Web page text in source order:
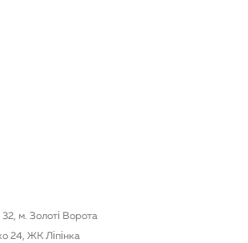
м. Золоті Ворота
24, ЖК Ліпінка